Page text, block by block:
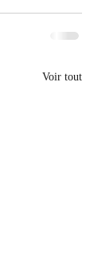
Voir tout